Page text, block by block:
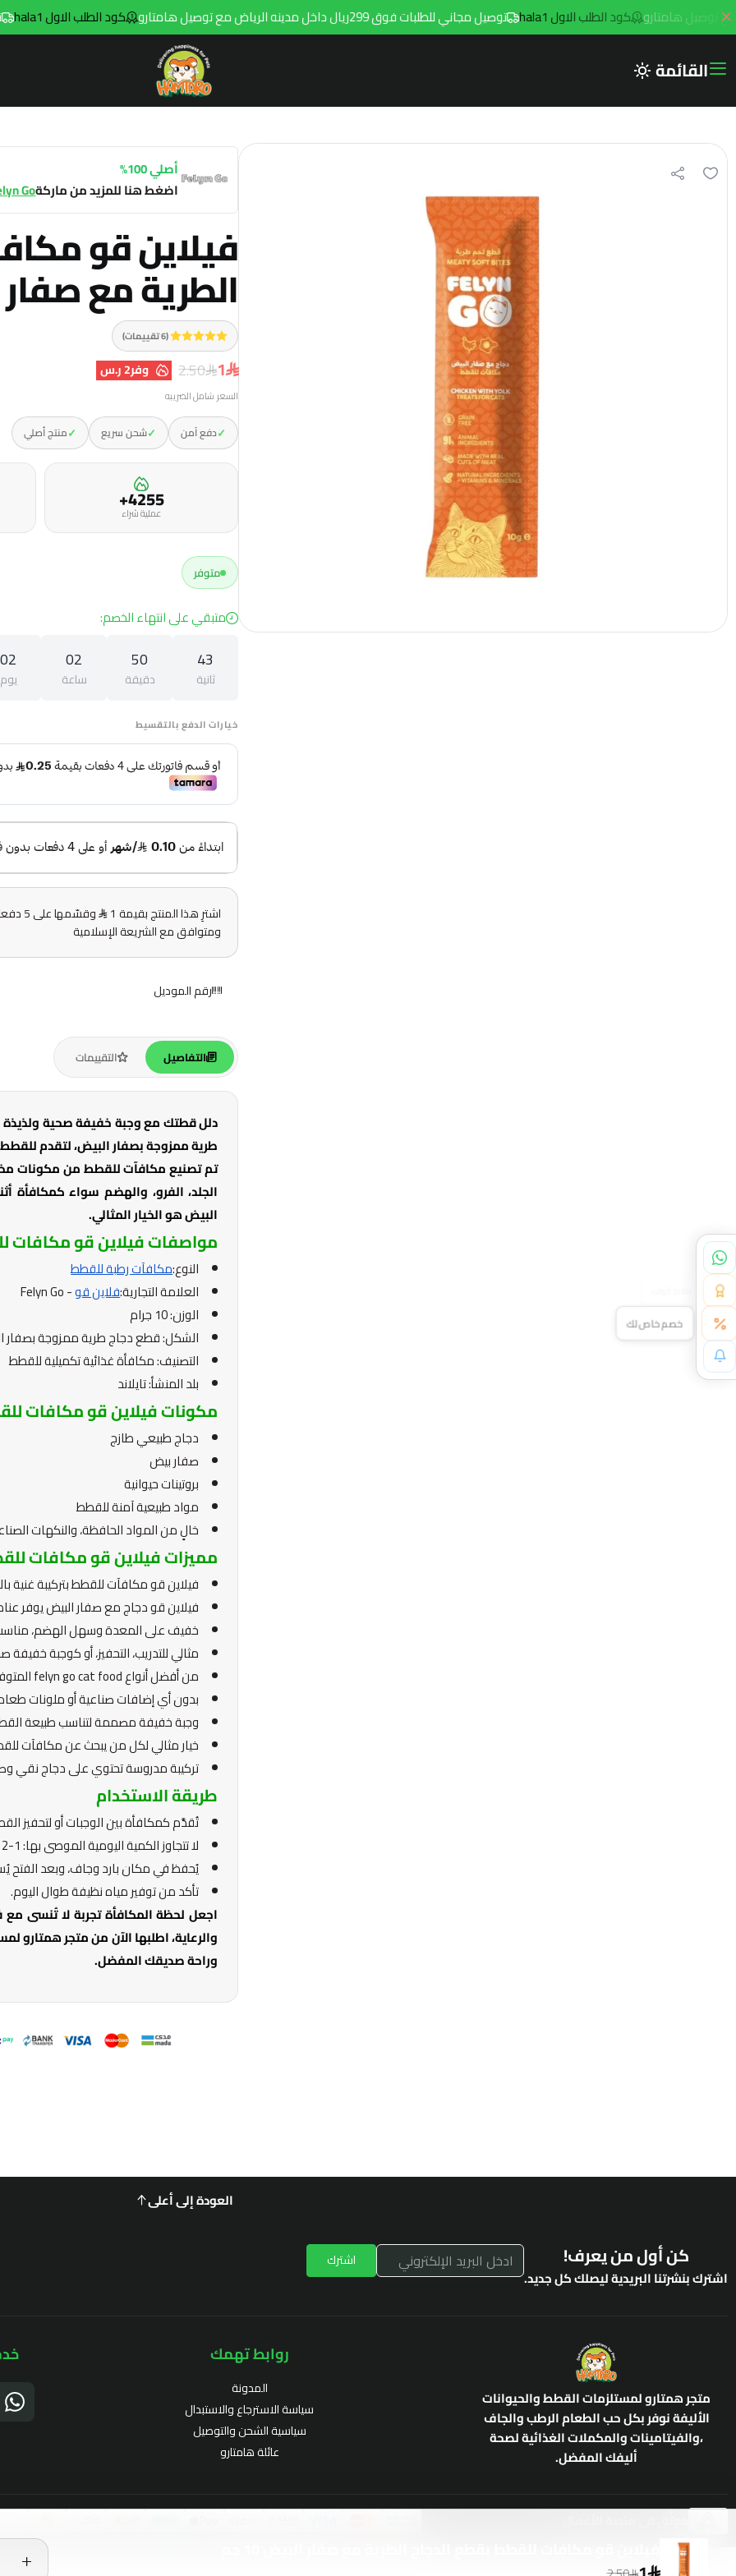
كود الطلب الاول hala1 توصيل مجاني للطلبات فوق 299ريال داخل مدينه الرياض مع توصيل هامتارو كود الطلب الاول hala1 توصيل
القائمة Hamtaro
أصلي 100%
اضغط هنا للمزيد من ماركةGo
فيلاين قو
الطرية مع صفار
(6 تقييمات)
1
2.50 وفر2 ر.س
السعر شامل الضريبه
✓دفع آمن ✓شحن سريع ✓منتج أصلي
4255+
عملية شراء
متوفر
متبقي على انتهاء الخصم:
42
ثانية
50
دقيقة
02
ساعة
02
يوم
خيارات الدفع بالتقسيط
اشترِ هذا المنتج بقيمة 1
ومتوافق مع الشريعة الإسلامية
رقم الموديل
التفاصيل التقييمات
دلل قطتك مع وجبة خفيفة صحية
طرية ممزوجة بصفار البيض، لتقدم
تم تصنيع مكافآت للقطط من مكونات
الجلد، الفرو، والهضم سواء كمكافأة
البيض هو الخيار المثالي.
مواصفات فيلاين قو مكافات
النوع:مكافآت رطبة للقطط
العلامة التجارية:فلاين قو- Felyn Go
الوزن: 10 جرام
الشكل: قطع دجاج طرية ممزوجة بصفار
التصنيف: مكافأة غذائية تكميلية للقطط
بلد المنشأ: تايلاند
مكونات فيلاين قو مكافات
دجاج طبيعي طازج
صفار بيض
بروتينات حيوانية
مواد طبيعية آمنة للقطط
خالٍ من المواد الحافظة، والنكهات
مميزات فيلاين قو مكافات
فيلاين قو مكافآت للقطط بتركيبة
فيلاين قو دجاج مع صفار البيض يوفر
خفيف على المعدة وسهل الهضم، مناسب
مثالي للتدريب، التحفيز، أو كوجبة خفيفة
من أفضل أنواع felyn go cat food المتوفرة بجودة عالية.
بدون أي إضافات صناعية أو ملونات طعام
وجبة خفيفة مصممة لتناسب طبيعة القطط
خيار مثالي لكل من يبحث عن مكافآت
تركيبة مدروسة تحتوي على دجاج نقي
طريقة الاستخدام
تُقدَّم كمكافأة بين الوجبات أو لتحفيز
لا تتجاوز الكمية اليومية الموصى بها: 1-2 قطعة يوميًا لكل 1 كجم من وزن القطة.
يُحفظ في مكان بارد وجاف، وبعد الفتح
تأكد من توفير مياه نظيفة طوال اليوم.
اجعل لحظة المكافأة تجربة لا تُنسى
والرعاية، اطلبها الآن من متجر همتارو
وراحة صديقك المفضل.
العودة إلى أعلى
كن أول من يعرف!
اشترك بنشرتنا البريدية ليصلك كل جديد.
اشترك
متجر همتارو لمستلزمات القطط والحيوانات
الأليفة نوفر بكل حب الطعام الرطب والجاف
،والفيتامينات والمكملات الغذائية لصحة
أليفك المفضل.
روابط تهمك
المدونة
سياسة الاسترجاع والاستبدال
سياسية الشحن والتوصيل
عائلة هامتارو
خصم خاص لك